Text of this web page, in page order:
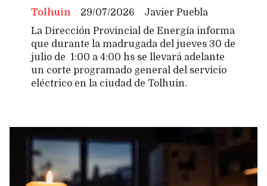
Javier Puebla
Tolhuin
29/07/2026
La Dirección Provincial de Energía informa
que durante la madrugada del jueves 30 de
julio de 1:00 a 4:00 hs se llevará adelante
un corte programado general del servicio
eléctrico en la ciudad de Tolhuin.